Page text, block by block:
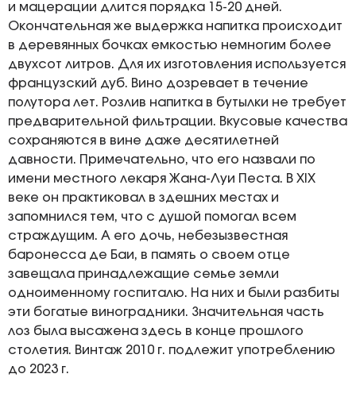
и мацерации длится порядка 15-20 дней.
Окончательная же выдержка напитка происходит
в деревянных бочках емкостью немногим более
двухсот литров. Для их изготовления используется
французский дуб. Вино дозревает в течение
полутора лет. Розлив напитка в бутылки не требует
предварительной фильтрации. Вкусовые качества
сохраняются в вине даже десятилетней
давности. Примечательно, что его назвали по
имени местного лекаря Жана-Луи Песта. В XIX
веке он практиковал в здешних местах и
запомнился тем, что с душой помогал всем
страждущим. А его дочь, небезызвестная
баронесса де Баи, в память о своем отце
завещала принадлежащие семье земли
одноименному госпиталю. На них и были разбиты
эти богатые виноградники. Значительная часть
лоз была высажена здесь в конце прошлого
столетия. Винтаж 2010 г. подлежит употреблению
до 2023 г.